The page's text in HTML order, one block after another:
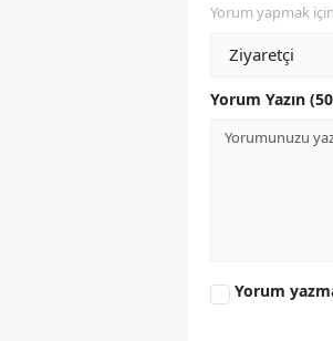
Yorum yapmak
Yorum Yazın
Yorum